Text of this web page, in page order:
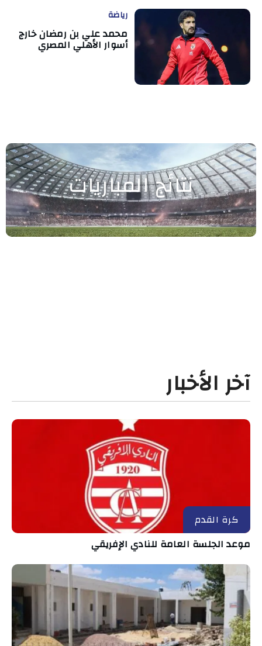
رياضة
محمد علي بن رمضان خارج
أسوار الأهلي المصري
نتائج المباريات
آخر الأخبار
كرة القدم
موعد الجلسة العامة للنادي الإفريقي